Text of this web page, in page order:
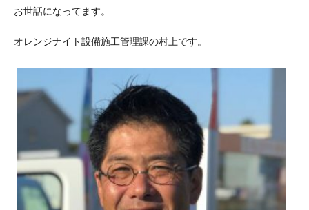
お世話になってます。
オレンジナイト設備施工管理課の村上です。